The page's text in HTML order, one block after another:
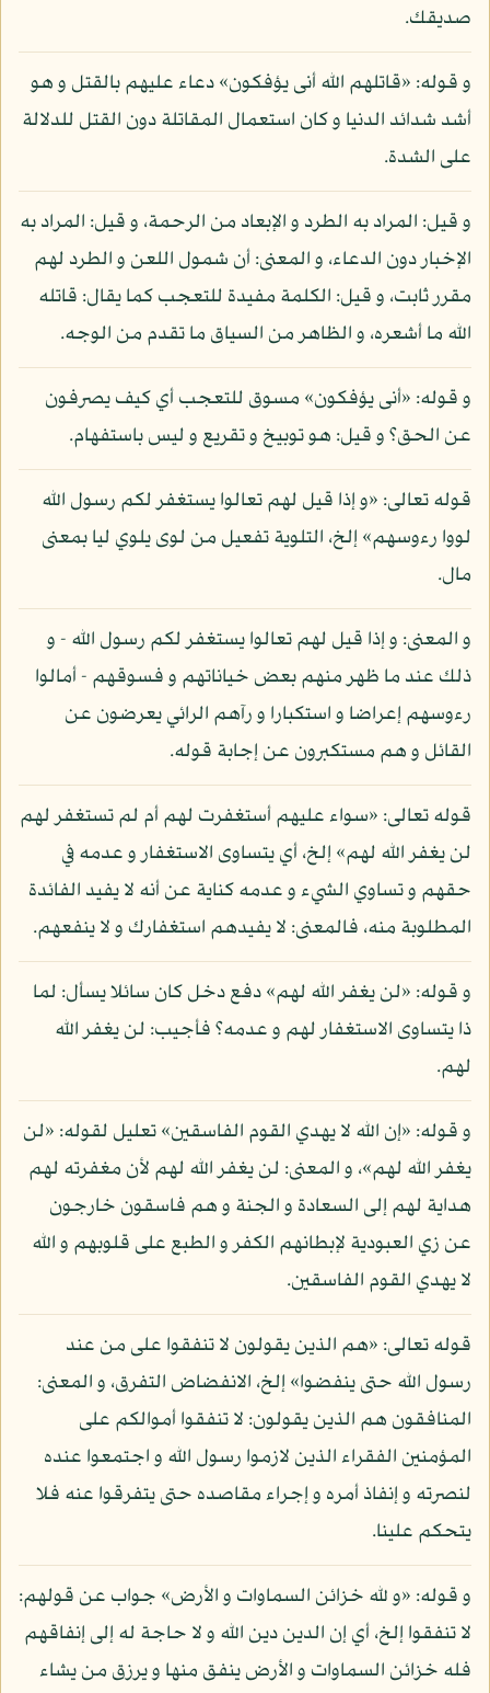
صديقك.
و قوله: «قاتلهم الله أنى يؤفكون» دعاء عليهم بالقتل و هو
أشد شدائد الدنيا و كان استعمال المقاتلة دون القتل للدلالة
على الشدة.
و قيل: المراد به الطرد و الإبعاد من الرحمة، و قيل: المراد به
الإخبار دون الدعاء، و المعنى: أن شمول اللعن و الطرد لهم
مقرر ثابت، و قيل: الكلمة مفيدة للتعجب كما يقال: قاتله
الله ما أشعره، و الظاهر من السياق ما تقدم من الوجه.
و قوله: «أنى يؤفكون» مسوق للتعجب أي كيف يصرفون
عن الحق؟ و قيل: هو توبيخ و تقريع و ليس باستفهام.
قوله تعالى: «و إذا قيل لهم تعالوا يستغفر لكم رسول الله
لووا رءوسهم» إلخ، التلوية تفعيل من لوى يلوي ليا بمعنى
مال.
و المعنى: و إذا قيل لهم تعالوا يستغفر لكم رسول الله - و
ذلك عند ما ظهر منهم بعض خياناتهم و فسوقهم - أمالوا
رءوسهم إعراضا و استكبارا و رآهم الرائي يعرضون عن
القائل و هم مستكبرون عن إجابة قوله.
قوله تعالى: «سواء عليهم أستغفرت لهم أم لم تستغفر لهم
لن يغفر الله لهم» إلخ، أي يتساوى الاستغفار و عدمه في
حقهم و تساوي الشيء و عدمه كناية عن أنه لا يفيد الفائدة
المطلوبة منه، فالمعنى: لا يفيدهم استغفارك و لا ينفعهم.
و قوله: «لن يغفر الله لهم» دفع دخل كان سائلا يسأل: لما
ذا يتساوى الاستغفار لهم و عدمه؟ فأجيب: لن يغفر الله
لهم.
و قوله: «إن الله لا يهدي القوم الفاسقين» تعليل لقوله: «لن
يغفر الله لهم»، و المعنى: لن يغفر الله لهم لأن مغفرته لهم
هداية لهم إلى السعادة و الجنة و هم فاسقون خارجون
عن زي العبودية لإبطانهم الكفر و الطبع على قلوبهم و الله
لا يهدي القوم الفاسقين.
قوله تعالى: «هم الذين يقولون لا تنفقوا على من عند
رسول الله حتى ينفضوا» إلخ، الانفضاض التفرق، و المعنى:
المنافقون هم الذين يقولون: لا تنفقوا أموالكم على
المؤمنين الفقراء الذين لازموا رسول الله و اجتمعوا عنده
لنصرته و إنفاذ أمره و إجراء مقاصده حتى يتفرقوا عنه فلا
يتحكم علينا.
و قوله: «و لله خزائن السماوات و الأرض» جواب عن قولهم:
لا تنفقوا إلخ، أي إن الدين دين الله و لا حاجة له إلى إنفاقهم
فله خزائن السماوات و الأرض ينفق منها و يرزق من يشاء